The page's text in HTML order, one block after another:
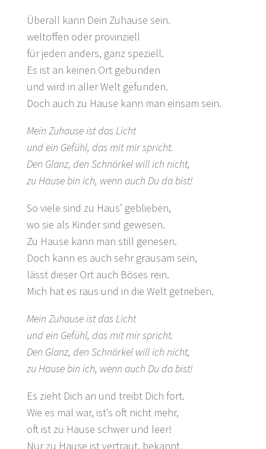
Überall kann Dein Zuhause sein.
weltoffen oder provinziell
für jeden anders, ganz speziell.
Es ist an keinen Ort gebunden
und wird in aller Welt gefunden.
Doch auch zu Hause kann man einsam sein.
Mein Zuhause ist das Licht
und ein Gefühl, das mit mir spricht.
Den Glanz, den Schnörkel will ich nicht,
zu Hause bin ich, wenn auch Du da bist!
So viele sind zu Haus’ geblieben,
wo sie als Kinder sind gewesen.
Zu Hause kann man still genesen.
Doch kann es auch sehr grausam sein,
lässt dieser Ort auch Böses rein.
Mich hat es raus und in die Welt getrieben.
Mein Zuhause ist das Licht
und ein Gefühl, das mit mir spricht.
Den Glanz, den Schnörkel will ich nicht,
zu Hause bin ich, wenn auch Du da bist!
Es zieht Dich an und treibt Dich fort.
Wie es mal war, ist’s oft nicht mehr,
oft ist zu Hause schwer und leer!
Nur zu Hause ist vertraut, bekannt,